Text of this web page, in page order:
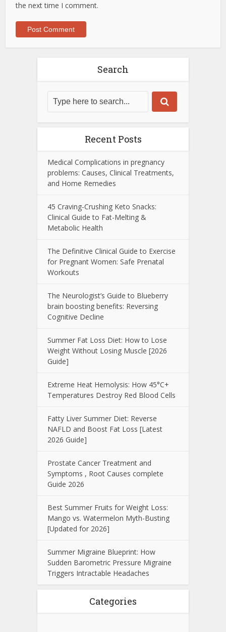
the next time I comment.
Search
Recent Posts
Medical Complications in pregnancy
problems: Causes, Clinical Treatments,
and Home Remedies
45 Craving-Crushing Keto Snacks:
Clinical Guide to Fat-Melting &
Metabolic Health
The Definitive Clinical Guide to Exercise
for Pregnant Women: Safe Prenatal
Workouts
The Neurologist’s Guide to Blueberry
brain boosting benefits: Reversing
Cognitive Decline
Summer Fat Loss Diet: How to Lose
Weight Without Losing Muscle [2026
Guide]
Extreme Heat Hemolysis: How 45°C+
Temperatures Destroy Red Blood Cells
Fatty Liver Summer Diet: Reverse
NAFLD and Boost Fat Loss [Latest
2026 Guide]
Prostate Cancer Treatment and
Symptoms , Root Causes complete
Guide 2026
Best Summer Fruits for Weight Loss:
Mango vs. Watermelon Myth-Busting
[Updated for 2026]
Summer Migraine Blueprint: How
Sudden Barometric Pressure Migraine
Triggers Intractable Headaches
Categories